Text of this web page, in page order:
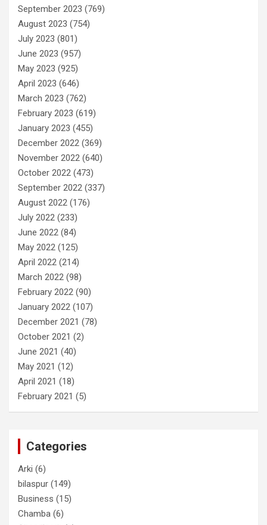
September 2023 (769)
August 2023 (754)
July 2023 (801)
June 2023 (957)
May 2023 (925)
April 2023 (646)
March 2023 (762)
February 2023 (619)
January 2023 (455)
December 2022 (369)
November 2022 (640)
October 2022 (473)
September 2022 (337)
August 2022 (176)
July 2022 (233)
June 2022 (84)
May 2022 (125)
April 2022 (214)
March 2022 (98)
February 2022 (90)
January 2022 (107)
December 2021 (78)
October 2021 (2)
June 2021 (40)
May 2021 (12)
April 2021 (18)
February 2021 (5)
Categories
Arki (6)
bilaspur (149)
Business (15)
Chamba (6)